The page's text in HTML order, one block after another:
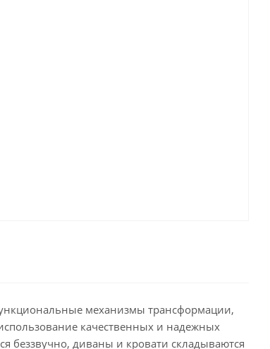
механизмы трансформации,
качественных и надежных
беззвучно, диваны и кровати складываются